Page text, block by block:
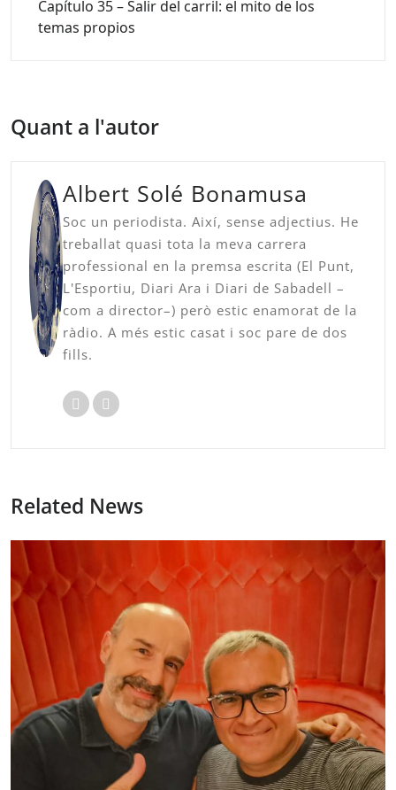
Capítulo 35 – Salir del carril: el mito de los
temas propios
Quant a l'autor
Albert Solé Bonamusa
Soc un periodista. Així, sense adjectius. He
treballat quasi tota la meva carrera
professional en la premsa escrita (El Punt,
L'Esportiu, Diari Ara i Diari de Sabadell –
com a director–) però estic enamorat de la
ràdio. A més estic casat i soc pare de dos
fills.
Related News